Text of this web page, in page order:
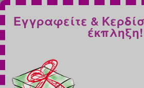
Εγγραφείτε &
έκπληξη!